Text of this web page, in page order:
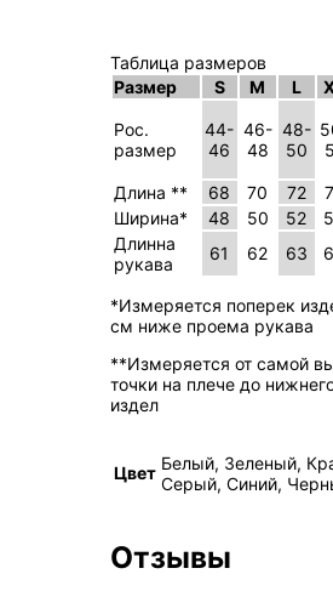
Таблица размеров
Размер
S M L
Рос.
размер
44-
46
46-
48
48-
50
Длина ** 68 70 72
Ширина*
48 50 52
Длинна
рукава
61 62 63
*Измеряется поперек
см ниже проема рукава
**Измеряется от самой
точки на плече до
издел
Цвет Белый, Зеленый,
Серый, Синий,
Отзывы